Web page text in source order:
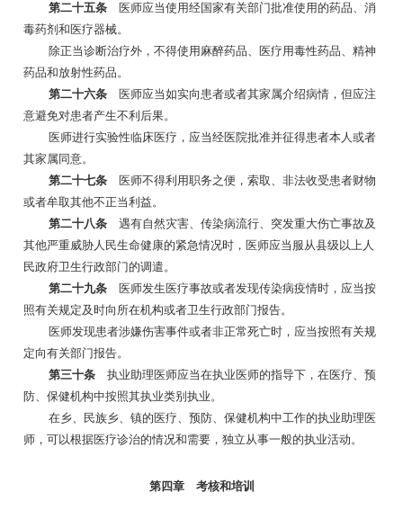
第二十五条
医师应当使用经国家有关部门批准使用的药品、消
毒药剂和医疗器械。
除正当诊断治疗外，不得使用麻醉药品、医疗用毒性药品、精神
药品和放射性药品。
第二十六条
医师应当如实向患者或者其家属介绍病情，但应注
意避免对患者产生不利后果。
医师进行实验性临床医疗，应当经医院批准并征得患者本人或者
其家属同意。
第二十七条
医师不得利用职务之便，索取、非法收受患者财物
或者牟取其他不正当利益。
第二十八条
遇有自然灾害、传染病流行、突发重大伤亡事故及
其他严重威胁人民生命健康的紧急情况时，医师应当服从县级以上人
民政府卫生行政部门的调遣。
第二十九条
医师发生医疗事故或者发现传染病疫情时，应当按
照有关规定及时向所在机构或者卫生行政部门报告。
医师发现患者涉嫌伤害事件或者非正常死亡时，应当按照有关规
定向有关部门报告。
第三十条
执业助理医师应当在执业医师的指导下，在医疗、预
防、保健机构中按照其执业类别执业。
在乡、民族乡、镇的医疗、预防、保健机构中工作的执业助理医
师，可以根据医疗诊治的情况和需要，独立从事一般的执业活动。
第四章 考核和培训